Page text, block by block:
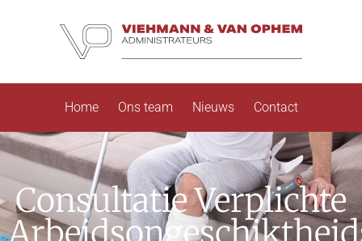
Home Ons team Nieuws Contact
Consultatie Verplichte